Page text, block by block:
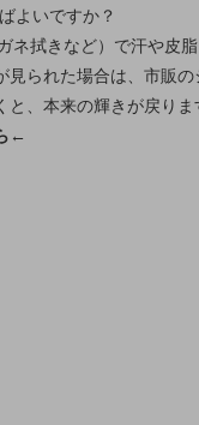
よいですか？
ネ拭きなど）で汗や皮
見られた場合は、市販
、本来の輝きが戻りま
←